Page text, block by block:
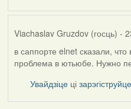
Viachaslav Gruzdov (госць) -
в саппорте elnet сказали,
проблема в ютьюбе. Нужно
Увайдзіце ці